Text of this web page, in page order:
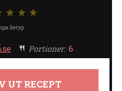
5
4
3
stjärnor
2
stjärnor
betyg
Portioner: 6
UT RECEPT